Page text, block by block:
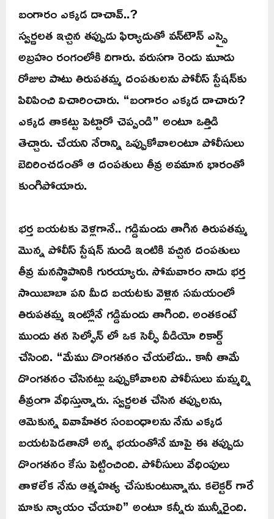
బంగారం ఎక్కడ దాచావ్..?
స్వర్ణలత ఇచ్చిన తప్పుడు ఫిర్యాదుతో వన్‌టౌన్ ఎస్సై
అబ్రహం రంగంలోకి దిగారు. వరుసగా రెండు మూడు
రోజుల పాటు తిరుపతమ్మ దంపతులను పోలీస్ స్టేషన్‌కు
పిలిపించి విచారించారు. “బంగారం ఎక్కడ దాచారు?
ఎక్కడ తాకట్టు పెట్టారో చెప్పండి” అంటూ ఒత్తిడి
తెచ్చారు. చేయని నేరాన్ని ఒప్పుకోవాలంటూ పోలీసులు
బెదిరించడంతో ఆ దంపతులు తీవ్ర అవమాన భారంతో
కుంగిపోయారు.
భర్త బయటకు వెళ్లగానే.. గడ్డిమందు తాగిన తిరుపతమ్మ
మొన్న పోలీస్ స్టేషన్ నుండి ఇంటికి వచ్చిన దంపతులు
తీవ్ర మనస్థాపానికి గురయ్యారు. సోమవారం నాడు భర్త
సాయిబాబా పని మీద బయటకు వెళ్లిన సమయంలో
తిరుపతమ్మ ఇంట్లోనే గడ్డిమందు తాగింది. అంతకంటే
ముందు తన సెల్ఫోన్ లో ఒక సెల్ఫీ వీడియో రికార్డ్
చేసింది. “మేము దొంగతనం చేయలేదు.. కానీ తామే
దొంగతనం చేసినట్లు ఒప్పుకోవాలని పోలీసులు మమ్మల్ని
తీవ్రంగా వేధిస్తున్నారు. స్వర్ణలత చేసిన తప్పులను,
ఆమెకున్న వివాహేతర సంబంధాలను నేను ఎక్కడ
బయటపెడతానో అన్న భయంతోనే మాపై ఈ తప్పుడు
దొంగతనం కేసు పెట్టించింది. పోలీసులు వేధింపులు
తాళలేక నేను ఆత్మహత్య చేసుకుంటున్నాను. కలెక్టర్ గారే
మాకు న్యాయం చేయాలి” అంటూ కన్నీరు మున్నీరైంది.